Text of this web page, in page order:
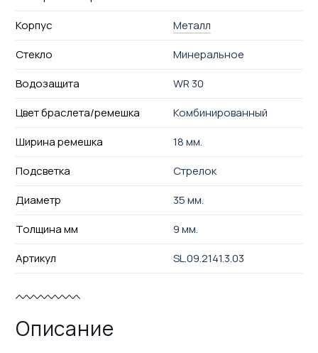
Корпус
Металл
Стекло
Минеральное
Водозащита
WR 30
Цвет браслета/ремешка
Комбинированный
Ширина ремешка
18 мм.
Подсветка
Стрелок
Диаметр
35 мм.
Толщина мм
9 мм.
Артикул
SL.09.2141.3.03
Описание